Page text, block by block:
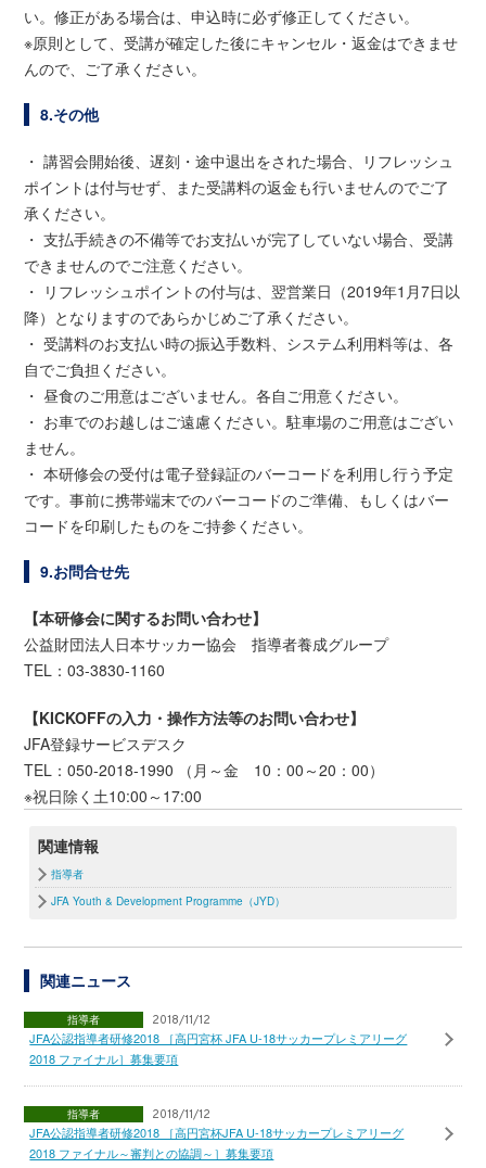
い。修正がある場合は、申込時に必ず修正してください。
※原則として、受講が確定した後にキャンセル・返金はできませ
んので、ご了承ください。
8.その他
・ 講習会開始後、遅刻・途中退出をされた場合、リフレッシュ
ポイントは付与せず、また受講料の返金も行いませんのでご了
承ください。
・ 支払手続きの不備等でお支払いが完了していない場合、受講
できませんのでご注意ください。
・ リフレッシュポイントの付与は、翌営業日（2019年1月7日以
降）となりますのであらかじめご了承ください。
・ 受講料のお支払い時の振込手数料、システム利用料等は、各
自でご負担ください。
・ 昼食のご用意はございません。各自ご用意ください。
・ お車でのお越しはご遠慮ください。駐車場のご用意はござい
ません。
・ 本研修会の受付は電子登録証のバーコードを利用し行う予定
です。事前に携帯端末でのバーコードのご準備、 もしくはバー
コードを印刷したものをご持参ください。
9.お問合せ先
【本研修会に関するお問い合わせ】
公益財団法人日本サッカー協会 指導者養成グループ
TEL：03-3830-1160
【KICKOFFの入力・操作方法等のお問い合わせ】
JFA登録サービスデスク
TEL：050-2018-1990 （月～金 10：00～20：00）
※祝日除く土10:00～17:00
関連情報
指導者
JFA Youth & Development Programme（JYD）
関連ニュース
指導者 2018/11/12
JFA公認指導者研修2018 ［高円宮杯 JFA U-18サッカープレミアリーグ
2018 ファイナル］募集要項
指導者 2018/11/12
JFA公認指導者研修2018 ［高円宮杯JFA U-18サッカープレミアリーグ
2018 ファイナル～審判との協調～］募集要項